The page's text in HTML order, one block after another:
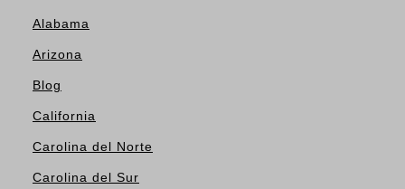
Alabama
Arizona
Blog
California
Carolina del Norte
Carolina del Sur